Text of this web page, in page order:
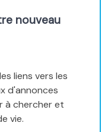
nouveau
liens vers les
d'annonces
à chercher et
vie.